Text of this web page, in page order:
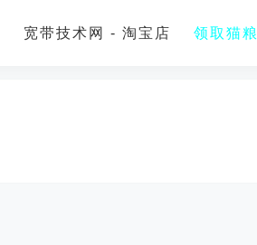
宽带技术网 - 淘宝店 领取猫粮